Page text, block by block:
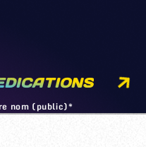
nom (public)*